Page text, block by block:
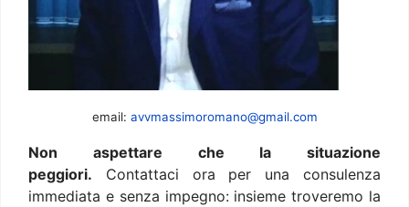
email: avvmassimoromano@gmail.com
Non aspettare che la situazione
peggiori. Contattaci ora per una consulenza
immediata e senza impegno: insieme troveremo la